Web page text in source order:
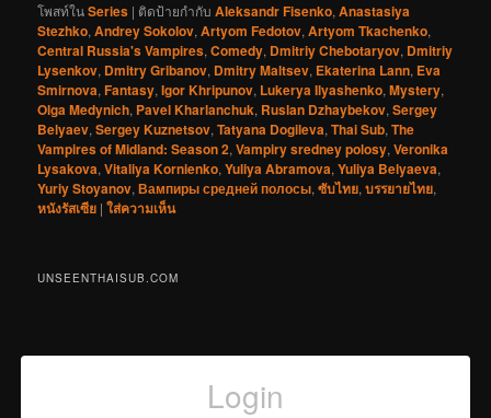
โพสท์ในSeries | ติดป้ายกำกับ Aleksandr Fisenko,Anastasiya
Stezhko,Andrey Sokolov,Artyom Fedotov,Artyom Tkachenko,
Central Russia's Vampires,Comedy, Dmitriy Chebotaryov, Dmitriy
Lysenkov, Dmitry Gribanov, Dmitry Maltsev, Ekaterina Lann, Eva
Smirnova,Fantasy,Igor Khripunov, Lukerya Ilyashenko,Mystery,
Olga Medynich, Pavel Kharlanchuk, Ruslan Dzhaybekov,Sergey
Belyaev,Sergey Kuznetsov,Tatyana Dogileva,Thai Sub,The
Vampires of Midland: Season 2,Vampiry sredney polosy,Veronika
Lysakova,Vitaliya Kornienko,Yuliya Abramova,Yuliya Belyaeva,
Yuriy Stoyanov,Вампиры средней полосы,ซับไทย,บรรยายไทย,
หนังรัสเซีย |ใส่ความเห็น
UNSEENTHAISUB.COM
Login